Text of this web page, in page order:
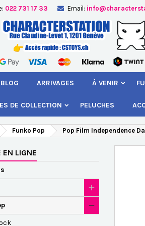
022 731 17 33 Email:
BLOG ARRIVAGES À VENIR
DE COLLECTION PELUCHES
Funko Pop Pop Film Independence
EN LIGNE